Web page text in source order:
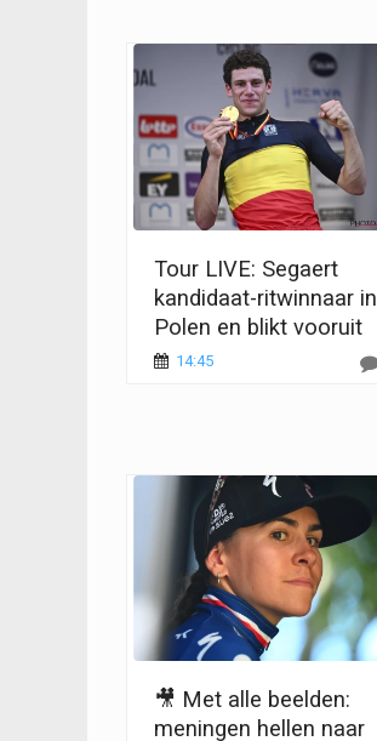
Tour LIVE: Segaert
kandidaat-ritwinnaar in
Polen en blikt vooruit
14:45
🎥 Met alle beelden:
meningen hellen naar